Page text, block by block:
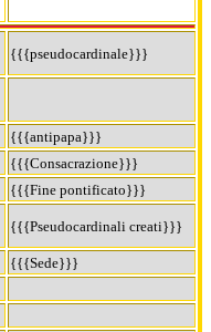
{{{pseudocardinale}}}
{{{antipapa}}}
{{{Consacrazione}}}
{{{Fine pontificato}}}
{{{Pseudocardinali creati}}}
{{{Sede}}}